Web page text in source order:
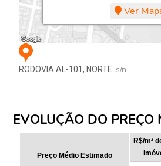
Ver
RODOVIA AL-101, NORTE ,s/n
EVOLUÇÃO DO PREÇO